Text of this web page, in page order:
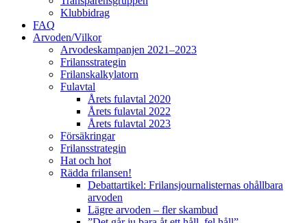
Klubbidrag
FAQ
Arvoden/Vilkor
Arvodeskampanjen 2021–2023
Frilansstrategin
Frilanskalkylatorn
Fulavtal
Årets fulavtal 2020
Årets fulavtal 2022
Årets fulavtal 2023
Försäkringar
Frilansstrategin
Hat och hot
Rädda frilansen!
Debattartikel: Frilansjournalisternas ohållbara
arvoden
Lägre arvoden – fler skambud